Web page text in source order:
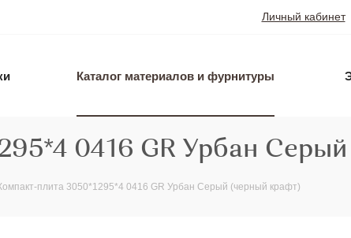
Личный кабинет
Каталог материалов и фурнитуры
0416 GR Урбан
плита 3050*1295*4 0416 GR Урбан Серый (черный крафт)